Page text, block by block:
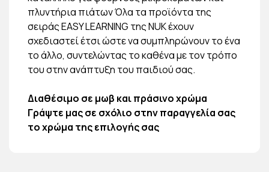
πλυντήρια πιάτων Όλα τα προϊόντα της
σειράς EASY LEARNING της NUK έχουν
σχεδιαστεί έτσι ώστε να συμπληρώνουν το ένα
το άλλο, συντελώντας το καθένα με τον τρόπο
του στην ανάπτυξη του παιδιού σας.
Διαθέσιμο σε μωβ και πράσινο χρώμα
Γράψτε μας σε σχόλιο στην παραγγελία σας
το χρώμα της επιλογής σας